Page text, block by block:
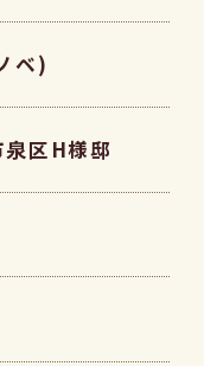
ベ)
区H様邸